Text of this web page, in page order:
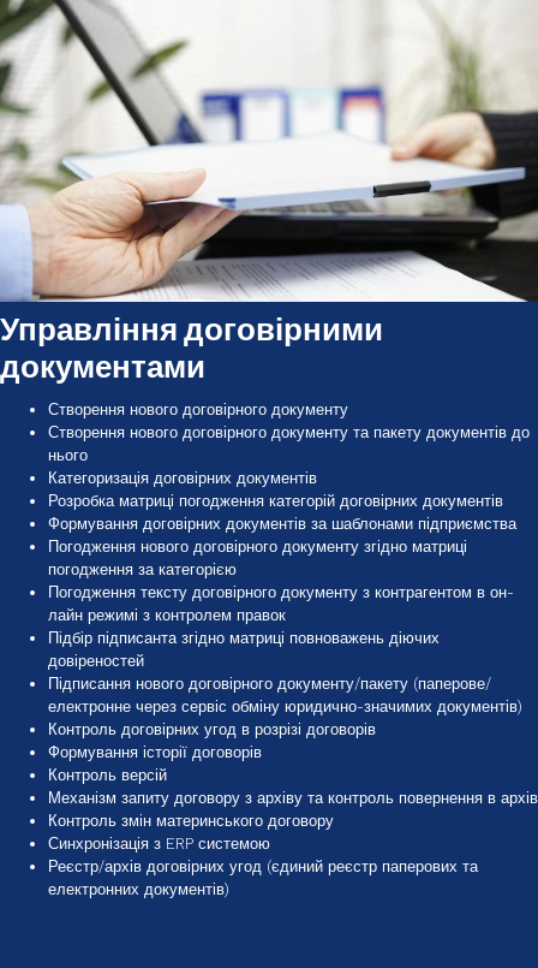
Управління договірними
документами
Створення нового договірного документу
Створення нового договірного документу та пакету документів до
нього
Категоризація договірних документів
Розробка матриці погодження категорій договірних документів
Формування договірних документів за шаблонами підприємства
Погодження нового договірного документу згідно матриці
погодження за категорією
Погодження тексту договірного документу з контрагентом в он-
лайн режимі з контролем правок
Підбір підписанта згідно матриці повноважень діючих
довіреностей
Підписання нового договірного документу/пакету (паперове/
електронне через сервіс обміну юридично-значимих документів)
Контроль договірних угод в розрізі договорів
Формування історії договорів
Контроль версій
Механізм запиту договору з архіву та контроль повернення в архів
Контроль змін материнського договору
Синхронізація з ERP системою
Реєстр/архів договірних угод (єдиний реєстр паперових та
електронних документів)